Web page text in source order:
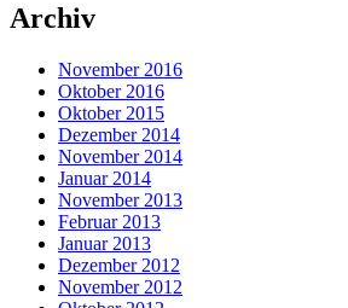
Archiv
November 2016
Oktober 2016
Oktober 2015
Dezember 2014
November 2014
Januar 2014
November 2013
Februar 2013
Januar 2013
Dezember 2012
November 2012